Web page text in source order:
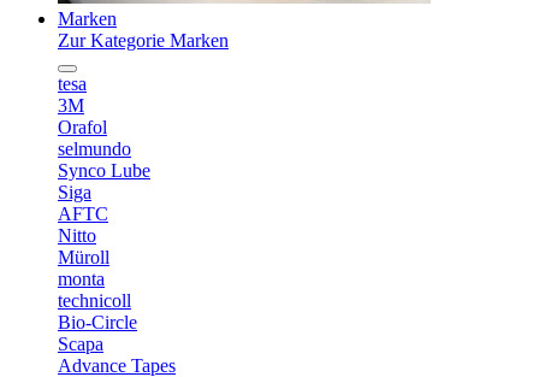
Marken
Zur Kategorie Marken
tesa
3M
Orafol
selmundo
Synco Lube
Siga
AFTC
Nitto
Müroll
monta
technicoll
Bio-Circle
Scapa
Advance Tapes